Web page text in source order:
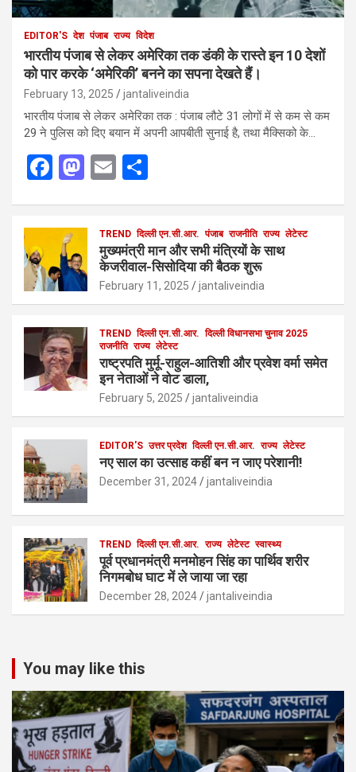
EDITOR'S देश पंजाब राज्य विदेश
भारतीय पंजाब से लेकर अमेरिका तक डंकी के रास्ते इन 10 देशों
को पार करके ‘अमेरिकी’ बनने का सपना देखते हैं।
February 13, 2025 jantaliveindia
भारतीय पंजाब से लेकर अमेरिका तक : पंजाब लौटे 31 लोगों में से कम से कम
29 ने पुलिस को दिए बयान में अपनी आपबीती सुनाई है, तथा मैक्सिको के…
F
b
o
o
k
M
d
o
n
E
e
TREND दिल्ली एन.सी.आर. पंजाब राजनीति राज्य लेटेस्ट
मुख्यमंत्री मान और सभी मंत्रियों के साथ
केजरीवाल-सिसोदिया की बैठक शुरू
February 11, 2025 jantaliveindia
TREND दिल्ली एन.सी.आर. दिल्ली विधानसभा चुनाव 2025
राजनीति राज्य लेटेस्ट
राष्ट्रपति मुर्मू-राहुल-आतिशी और प्रवेश वर्मा समेत
इन नेताओं ने वोट डाला,
February 5, 2025 jantaliveindia
EDITOR'S उत्तर प्रदेश दिल्ली एन.सी.आर. राज्य लेटेस्ट
नए साल का उत्साह कहीं बन न जाए परेशानी!
December 31, 2024 jantaliveindia
TREND दिल्ली एन.सी.आर. राज्य लेटेस्ट स्वास्थ्य
पूर्व प्रधानमंत्री मनमोहन सिंह का पार्थिव शरीर
निगमबोध घाट में ले जाया जा रहा
December 28, 2024 jantaliveindia
You may like this